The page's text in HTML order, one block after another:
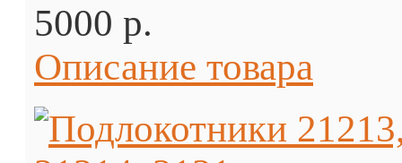
5000 p.
Описание товара